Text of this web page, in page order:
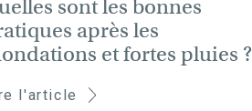
sont les bonnes
après les
et fortes pluies ?
l'article